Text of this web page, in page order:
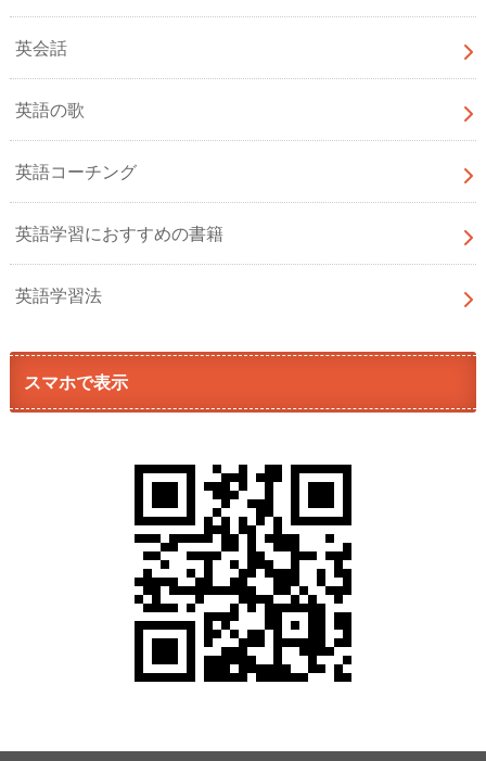
英会話
英語の歌
英語コーチング
英語学習におすすめの書籍
英語学習法
スマホで表示